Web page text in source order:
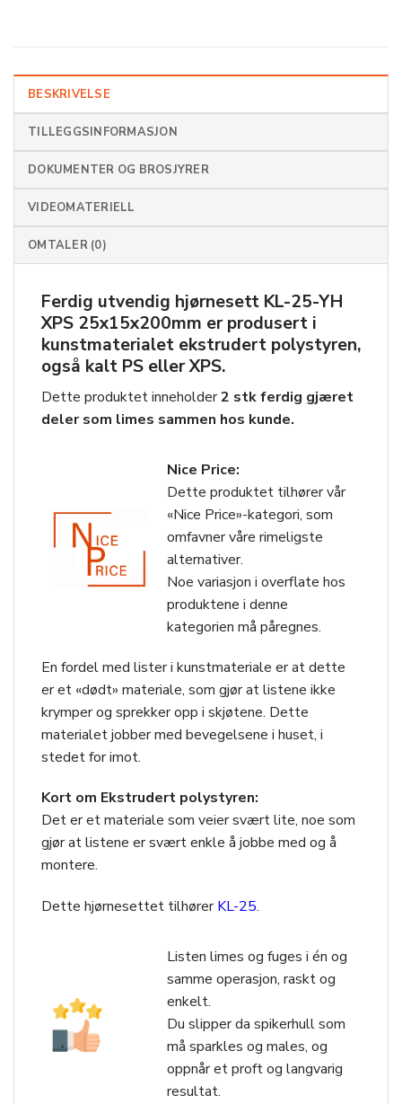
BESKRIVELSE
TILLEGGSINFORMASJON
DOKUMENTER OG BROSJYRER
VIDEOMATERIELL
OMTALER (0)
Ferdig utvendig hjørnesett KL-25-YH
XPS 25x15x200mm er produsert i
kunstmaterialet ekstrudert polystyren,
også kalt PS eller XPS.
Dette produktet inneholder2 stk ferdig gjæret
deler som limes sammen hos kunde.
Nice Price:
Dette produktet tilhører vår
«Nice Price»-kategori, som
omfavner våre rimeligste
alternativer.
Noe variasjon i overflate hos
produktene i denne
kategorien må påregnes.
En fordel med lister i kunstmateriale er at dette
er et «dødt» materiale, som gjør at listene ikke
krymper og sprekker opp i skjøtene. Dette
materialet jobber med bevegelsene i huset, i
stedet for imot.
Kort om Ekstrudert polystyren:
Det er et materiale som veier svært lite, noe som
gjør at listene er svært enkle å jobbe med og å
montere.
Dette hjørnesettet tilhørerKL-25.
Listen limes og fuges i én og
samme operasjon, raskt og
enkelt.
Du slipper da spikerhull som
må sparkles og males, og
oppnår et proft og langvarig
resultat.